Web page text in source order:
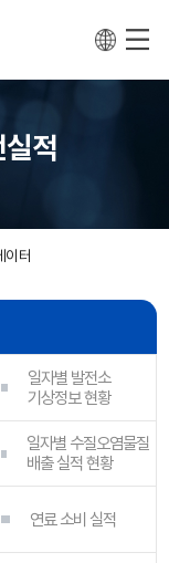
적
이터
일자별 발전소
기상정보 현황
일자별 수질오염물질
배출 실적 현황
연료 소비 실적